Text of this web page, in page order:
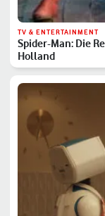
TV & ENTERTAINMENT
Spider-Man: Die
Holland